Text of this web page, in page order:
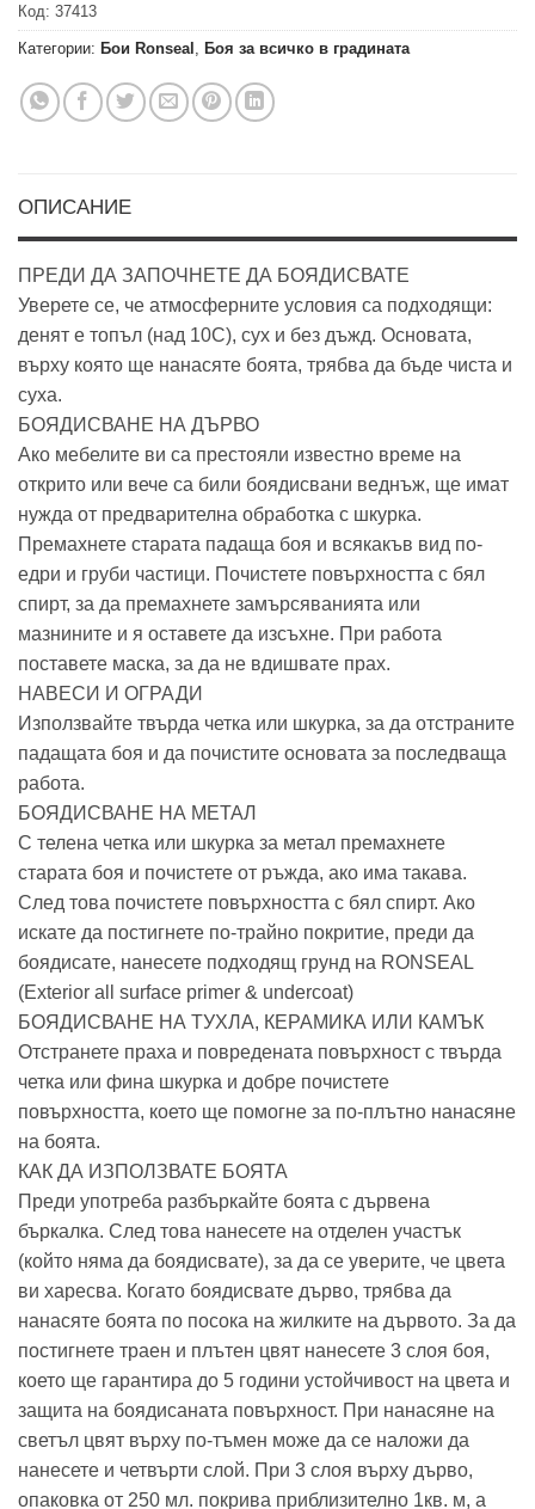
Код: 37413
Категории: Бои Ronseal Боя за всичко в градината
ОПИСАНИЕ
ПРЕДИ ДА ЗАПОЧНЕТЕ ДА БОЯДИСВАТЕ
Уверете се, че атмосферните условия са подходящи:
денят е топъл (над 10C), сух и без дъжд. Основата,
върху която ще нанасяте боята, трябва да бъде чиста и
суха.
БОЯДИСВАНЕ НА ДЪРВО
Ако мебелите ви са престояли известно време на
открито или вече са били боядисвани веднъж, ще имат
нужда от предварителна обработка с шкурка.
Премахнете старата падаща боя и всякакъв вид по-
едри и груби частици. Почистете повърхността с бял
спирт, за да премахнете замърсяванията или
мазнините и я оставете да изсъхне. При работа
поставете маска, за да не вдишвате прах.
НАВЕСИ И ОГРАДИ
Използвайте твърда четка или шкурка, за да отстраните
падащата боя и да почистите основата за последваща
работа.
БОЯДИСВАНЕ НА МЕТАЛ
С телена четка или шкурка за метал премахнете
старата боя и почистете от ръжда, ако има такава.
След това почистете повърхността с бял спирт. Ако
искате да постигнете по-трайно покритие, преди да
боядисате, нанесете подходящ грунд на RONSEAL
(Exterior all surface primer & undercoat)
БОЯДИСВАНЕ НА ТУХЛА, КЕРАМИКА ИЛИ КАМЪК
Отстранете праха и повредената повърхност с твърда
четка или фина шкурка и добре почистете
повърхността, което ще помогне за по-плътно нанасяне
на боята.
КАК ДА ИЗПОЛЗВАТЕ БОЯТА
Преди употреба разбъркайте боята с дървена
бъркалка. След това нанесете на отделен участък
(който няма да боядисвате), за да се уверите, че цвета
ви харесва. Когато боядисвате дърво, трябва да
нанасяте боята по посока на жилките на дървото. За да
постигнете траен и плътен цвят нанесете 3 слоя боя,
което ще гарантира до 5 години устойчивост на цвета и
защита на боядисаната повърхност. При нанасяне на
светъл цвят върху по-тъмен може да се наложи да
нанесете и четвърти слой. При 3 слоя върху дърво,
опаковка от 250 мл. покрива приблизително 1кв. м, а